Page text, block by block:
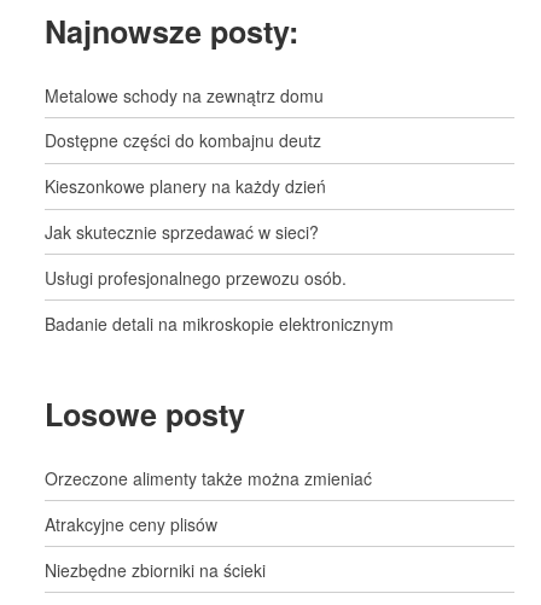
Najnowsze posty:
Metalowe schody na zewnątrz domu
Dostępne części do kombajnu deutz
Kieszonkowe planery na każdy dzień
Jak skutecznie sprzedawać w sieci?
Usługi profesjonalnego przewozu osób.
Badanie detali na mikroskopie elektronicznym
Losowe posty
Orzeczone alimenty także można zmieniać
Atrakcyjne ceny plisów
Niezbędne zbiorniki na ścieki